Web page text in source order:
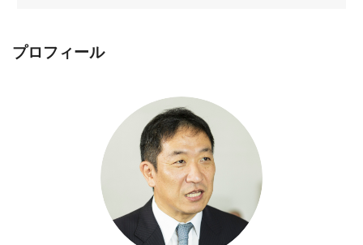
プロフィール